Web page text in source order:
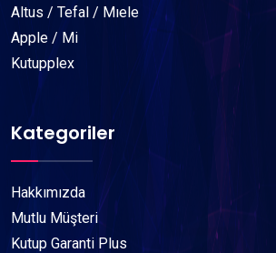
Altus / Tefal / Mıele
Apple / Mi
Kutupplex
Kategoriler
Hakkımızda
Mutlu Müşteri
Kutup Garanti Plus